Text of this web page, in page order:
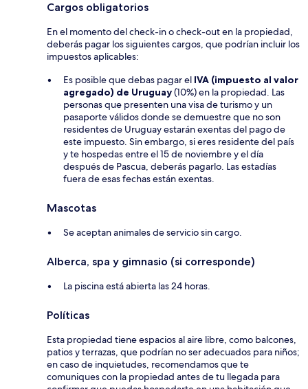
Cargos obligatorios
En el momento del check-in o check-out en la propiedad,
deberás pagar los siguientes cargos, que podrían incluir los
impuestos aplicables:
Es posible que debas pagar el IVA (impuesto al valor
agregado) de Uruguay(10%) en la propiedad. Las
personas que presenten una visa de turismo y un
pasaporte válidos donde se demuestre que no son
residentes de Uruguay estarán exentas del pago de
este impuesto. Sin embargo, si eres residente del país
y te hospedas entre el 15 de noviembre y el día
después de Pascua, deberás pagarlo. Las estadías
fuera de esas fechas están exentas.
Mascotas
Se aceptan animales de servicio sin cargo.
Alberca, spa y gimnasio (si corresponde)
La piscina está abierta las 24 horas.
Políticas
Esta propiedad tiene espacios al aire libre, como balcones,
patios y terrazas, que podrían no ser adecuados para niños;
en caso de inquietudes, recomendamos que te
comuniques con la propiedad antes de tu llegada para